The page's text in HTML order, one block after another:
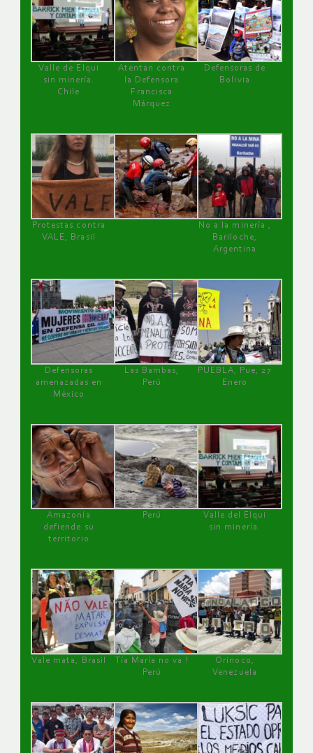
Valle de Elqui
sin minería.
Chile
Atentan contra
la Defensora
Francisca
Márquez
Defensoras de
Bolivia
Protestas contra
VALE, Brasil
No a la minería ,
Bariloche,
Argentina
Defensoras
amenazadas en
México
Las Bambas,
Perú
PUEBLA, Pue, 27
Enero
Amazonía
defiende su
territorio
Perú
Valle del Elqui
sin minería.
Vale mata, Brasil
Tía María no va !
Perú
Orinoco,
Venezuela